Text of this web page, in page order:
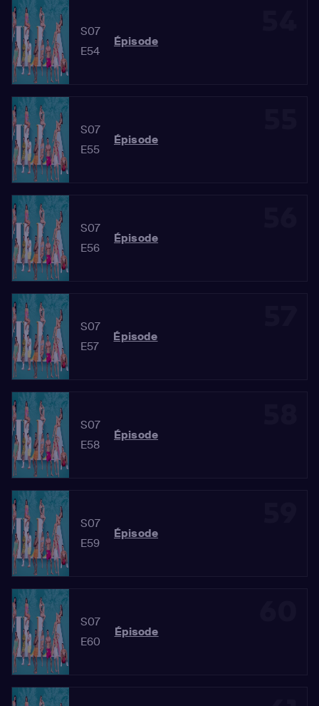
S07
E54
Épisode
S07
E55
Épisode
S07
E56
Épisode
S07
E57
Épisode
S07
E58
Épisode
S07
E59
Épisode
S07
E60
Épisode